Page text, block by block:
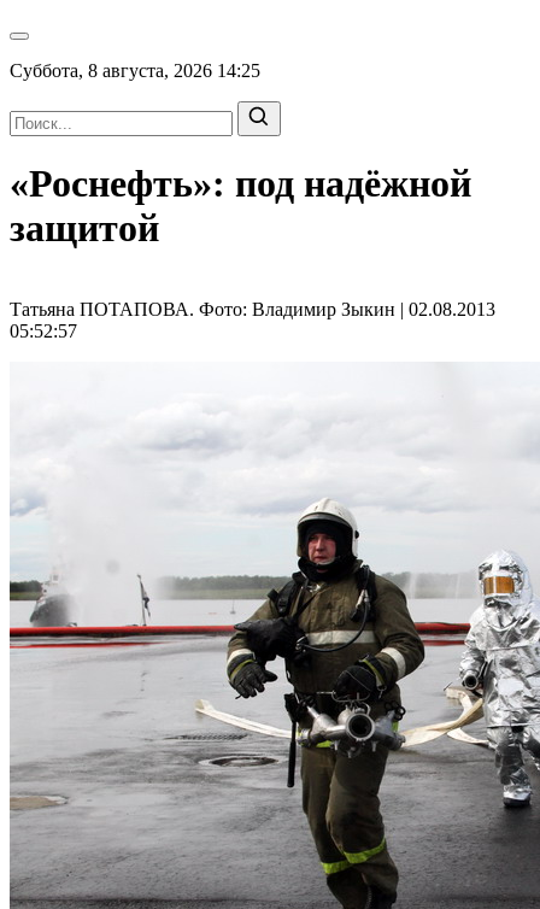
Суббота, 8 августа, 2026 14:25
«Роснефть»: под надёжной
защитой
Татьяна ПОТАПОВА. Фото: Владимир Зыкин | 02.08.2013
05:52:57